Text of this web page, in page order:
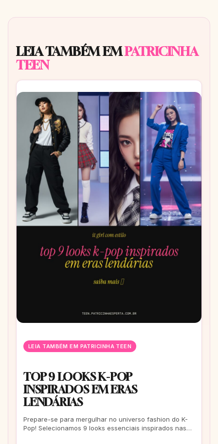
LEIA TAMBÉM EMPATRICINHA
TEEN
LEIA TAMBÉM EM PATRICINHA TEEN
TOP 9 LOOKS K-POP
INSPIRADOS EM ERAS
LENDÁRIAS
Prepare-se para mergulhar no universo fashion do K-
Pop! Selecionamos 9 looks essenciais inspirados nas